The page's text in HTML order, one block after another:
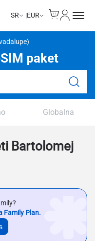
SR EUR
paket
Globalna
Bartolomej
Family Plan.